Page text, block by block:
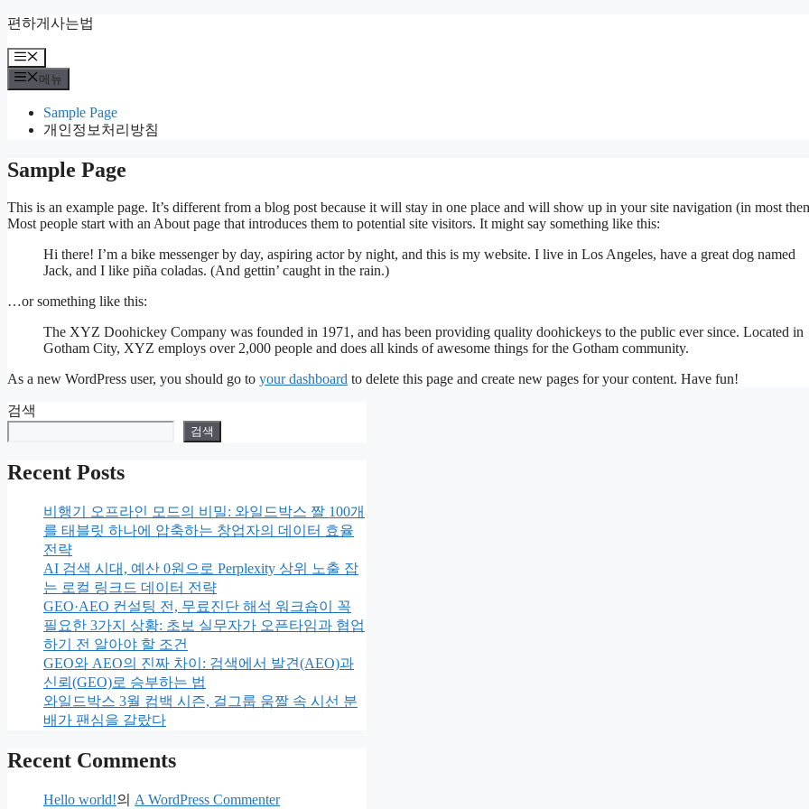
컨
츠
로
편하게사는법
메
뉴
메뉴
Sample Page
개인정보처리방침
Sample Page
This is an example page. It’s different from a blog post because it will stay in one place and will show up in your site navigation (in most
Most people start with an About page that introduces them to potential site visitors. It might say something like this:
Hi there! I’m a bike messenger by day, aspiring actor by night, and this is my website. I live in Los Angeles, have a great dog named
Jack, and I like piña coladas. (And gettin’ caught in the rain.)
…or something like this:
The XYZ Doohickey Company was founded in 1971, and has been providing quality doohickeys to the public ever since. Located in
Gotham City, XYZ employs over 2,000 people and does all kinds of awesome things for the Gotham community.
As a new WordPress user, you should go to your dashboard to delete this page and create new pages for your content. Have fun!
검색
검색
Recent Posts
비행기 오프라인 모드의 비밀: 와일드박스 짤 100개
를 태블릿 하나에 압축하는 창업자의 데이터 효율
전략
AI 검색 시대, 예산 0원으로 Perplexity 상위 노출 잡
는 로컬 링크드 데이터 전략
GEO·AEO 컨설팅 전, 무료진단 해석 워크숍이 꼭
필요한 3가지 상황: 초보 실무자가 오픈타임과 협업
하기 전 알아야 할 조건
GEO와 AEO의 진짜 차이: 검색에서 발견(AEO)과
신뢰(GEO)로 승부하는 법
와일드박스 3월 컴백 시즌, 걸그룹 움짤 속 시선 분
배가 팬심을 갈랐다
Recent Comments
Hello world!의 A WordPress Commenter